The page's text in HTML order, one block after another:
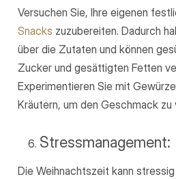
Versuchen Sie, Ihre eigenen
Snacks zuzubereiten. Dadurch
über die Zutaten und können
Zucker und gesättigten Fetten
Experimentieren Sie mit
Kräutern, um den Geschmack zu
Stressmanagement:
Die Weihnachtszeit kann